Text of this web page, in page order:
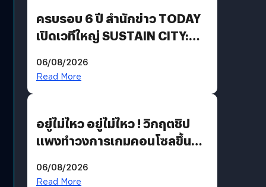
ครบรอบ 6 ปี สำนักข่าว TODAY
เปิดเวทีใหญ่ SUSTAIN CITY:
แนวทางปรับตัวสู่เศรษฐกิจสี
06/08/2026
Read More
อยู่ไม่ไหว อยู่ไม่ไหว ! วิกฤตชิป
แพงทำวงการเกมคอนโซลขึ้น
?
06/08/2026
Read More